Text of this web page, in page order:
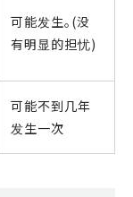
可能发生。(没
有明显的担忧)
可能不到几年
发生一次